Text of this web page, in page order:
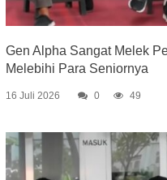
Gen Alpha Sangat Melek
Melebihi Para Seniornya
16 Juli 2026 0 49